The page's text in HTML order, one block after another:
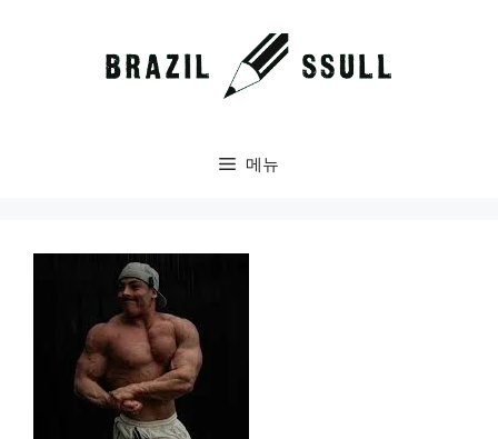
메뉴